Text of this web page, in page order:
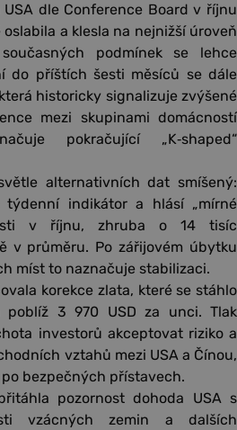
dle Conference Board v říjnu
a klesla na nejnižší úroveň
podmínek se lehce
do příštích šesti měsíců se dále
historicky signalizuje zvýšené
mezi skupinami domácností
pokračující „K‑shaped“
alternativních dat smíšený:
týdenní indikátor a hlásí „mírné
v říjnu, zhruba o 14 tisíc
v průměru. Po zářijovém úbytku
míst to naznačuje stabilizaci.
korekce zlata, které se stáhlo
poblíž 3 970 USD za unci. Tlak
investorů akceptovat riziko a
vztahů mezi USA a Čínou,
bezpečných přístavech.
pozornost dohoda USA s
vzácných zemin a dalších